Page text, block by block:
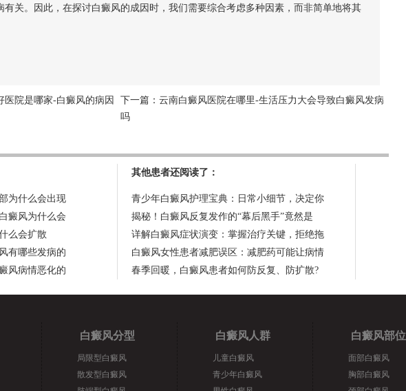
有关。因此，在探讨白癜风的成因时，我们需要综合考虑多种因素，而非简单地将其
医院是哪家-白癜风的病因
下一篇： 云南白癜风医院在哪里-生活压力大会导致白癜风发病
吗
为什么会出现
癜风为什么会
么会扩散
有哪些发病的
风病情恶化的
其他患者还阅读了：
青少年白癜风护理宝典：日常小细节，决定你
揭秘！白癜风反复发作的“幕后黑手”竟然是
详解白癜风症状演变：掌握治疗关键，拒绝拖
白癜风女性患者减肥误区：减肥药可能让病情
春季回暖，白癜风患者如何防反复、防扩散?
白癜风分型
局限型白癜风
散发型白癜风
白癜风人群
儿童白癜风
青少年白癜风
白癜风部位
面部白癜风
胸部白癜风